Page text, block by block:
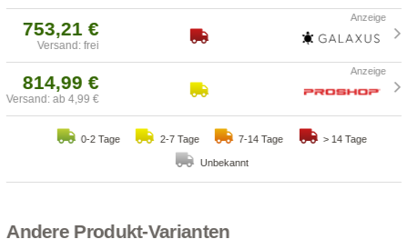
753,21 €
Versand: frei
814,99 €
Versand: ab 4,99 €
0-2 Tage 2-7 Tage 7-14 Tage > 14 Tage
Unbekannt
Andere Produkt-Varianten